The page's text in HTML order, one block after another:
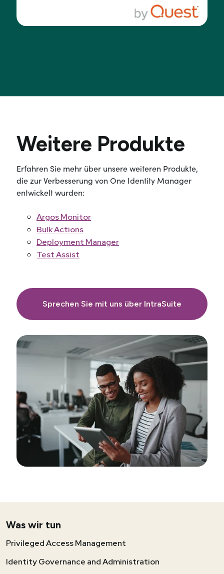
Weitere Produkte
Erfahren Sie mehr über unsere weiteren Produkte,
die zur Verbesserung von One Identity Manager
entwickelt wurden:
Argos Monitor
Bulk Actions
Deployment Manager
Test Assist
Sprechen Sie mit uns über IntraSuite
Was wir tun
Privileged Access Management
Identity Governance and Administration